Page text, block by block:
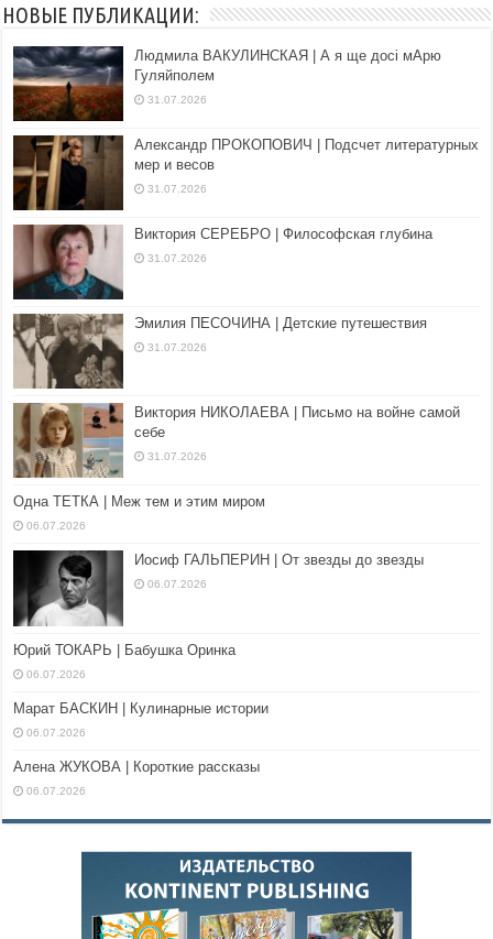
НОВЫЕ ПУБЛИКАЦИИ:
Людмила ВАКУЛИНСКАЯ | А я ще досі мАрю
Гуляйполем
31.07.2026
Александр ПРОКОПОВИЧ | Подсчет литературных
мер и весов
31.07.2026
Виктория СЕРЕБРО | Философская глубина
31.07.2026
Эмилия ПЕСОЧИНА | Детские путешествия
31.07.2026
Виктория НИКОЛАЕВА | Письмо на войне самой
себе
31.07.2026
Одна ТЕТКА | Меж тем и этим миром
06.07.2026
Иосиф ГАЛЬПЕРИН | От звезды до звезды
06.07.2026
Юрий ТОКАРЬ | Бабушка Оринка
06.07.2026
Марат БАСКИН | Кулинарные истории
06.07.2026
Алена ЖУКОВА | Короткие рассказы
06.07.2026